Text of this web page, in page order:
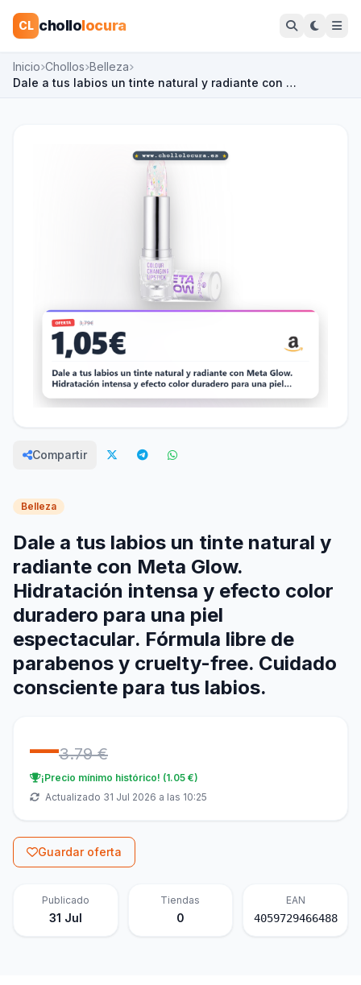
CL chollolocura
Inicio Chollos Belleza
Dale a tus labios un tinte natural y radiante con …
Compartir
Belleza
Dale a tus labios un tinte natural y
radiante con Meta Glow.
Hidratación intensa y efecto color
duradero para una piel
espectacular. Fórmula libre de
parabenos y cruelty-free. Cuidado
consciente para tus labios.
—3.79 €
¡Precio mínimo histórico! (1.05 €)
Actualizado 31 Jul 2026 a las 10:25
Guardar oferta
Publicado
31 Jul
Tiendas
0
EAN
4059729466488